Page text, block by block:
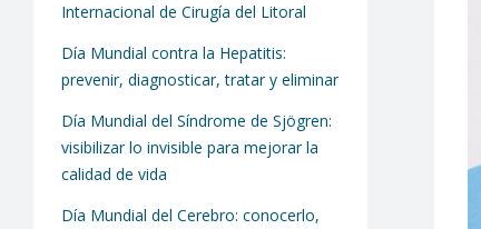
Internacional de Cirugía del Litoral
Día Mundial contra la Hepatitis:
prevenir, diagnosticar, tratar y eliminar
Día Mundial del Síndrome de Sjögren:
visibilizar lo invisible para mejorar la
calidad de vida
Día Mundial del Cerebro: conocerlo,